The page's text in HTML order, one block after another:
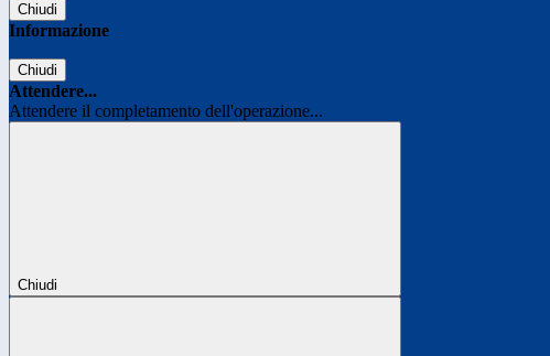
Chiudi
Informazione
Chiudi
Attendere...
Attendere il completamento dell'operazione...
Chiudi